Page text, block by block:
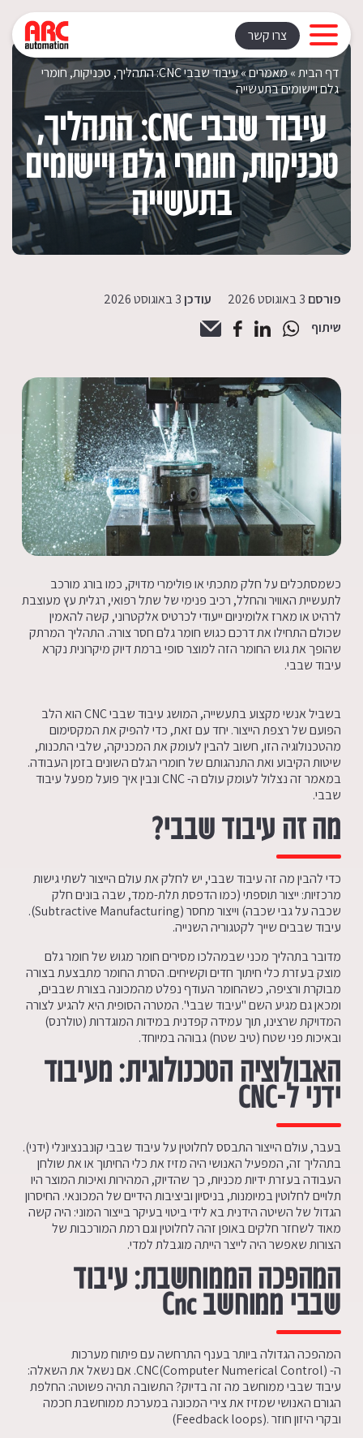
צרו קשר
דף הבית»מאמרים»
עיבוד שבבי CNC: התהליך, טכניקות, חומרי
גלם ויישומים בתעשייה
עיבוד שבבי CNC: התהליך,
טכניקות, חומרי גלם ויישומים
בתעשייה
פורסם עודכן
שיתוף
כשמסתכלים על חלק מתכתי או פולימרי מדויק, כמו בורג מורכב
לתעשיית האוויר והחלל, רכיב פנימי של שתל רפואי, רגלית עץ מעוצבת
לרהיט או מארז אלומיניום ייעודי לכרטיס אלקטרוני, קשה להאמין
שכולם התחילו את דרכם כגוש חומר גלם חסר צורה. התהליך המרתק
שהופך את גוש החומר הזה למוצר סופי ברמת דיוק מיקרונית נקרא
עיבוד שבבי.
בשביל אנשי מקצוע בתעשייה, המושג עיבוד שבבי CNC הוא הלב
הפועם של רצפת הייצור. יחד עם זאת, כדי להפיק את המקסימום
מהטכנולוגיה הזו, חשוב להבין לעומק את המכניקה, שלבי התכנות,
שיטות הקיבוע ואת התנהגותם של חומרי הגלם השונים בזמן העבודה.
במאמר זה נצלול לעומק עולם ה- CNC ונבין איך פועל מפעל עיבוד
שבבי.
מה זה עיבוד שבבי?
כדי להבין מה זה עיבוד שבבי, יש לחלק את עולם הייצור לשתי גישות
מרכזיות: ייצור תוספתי (כמו הדפסת תלת-ממד, שבה בונים חלק
שכבה על גבי שכבה) וייצור מחסר (Subtractive Manufacturing).
עיבוד שבבים שייך לקטגוריה השנייה.
מדובר בתהליך מכני שבמהלכו מסירים חומר מגוש של חומר גלם
מוצק בעזרת כלי חיתוך חדים וקשיחים. הסרת החומר מתבצעת בצורה
מבוקרת ורציפה, כשהחומר העודף נפלט מהמכונה בצורת שבבים,
ומכאן גם מגיע השם "עיבוד שבבי". המטרה הסופית היא להגיע לצורה
המדויקת שרצינו, תוך עמידה קפדנית במידות המוגדרות (טולרנס)
ובאיכות פני שטח (טיב שטח) גבוהה במיוחד.
האבולוציה הטכנולוגית: מעיבוד
ידני ל-CNC
בעבר, עולם הייצור התבסס לחלוטין על עיבוד שבבי קונבנציונלי (ידני).
בתהליך זה, המפעיל האנושי היה מזיז את כלי החיתוך או את שולחן
העבודה בעזרת ידיות מכניות, כך שהדיוק, המהירות ואיכות המוצר היו
תלויים לחלוטין במיומנות, בניסיון וביציבות הידיים של המכונאי. החיסרון
הגדול של השיטה הידנית בא לידי ביטוי בעיקר בייצור המוני: היה קשה
מאוד לשחזר חלקים באופן זהה לחלוטין וגם רמת המורכבות של
הצורות שאפשר היה לייצר הייתה מוגבלת למדי.
המהפכה הממוחשבת: עיבוד
שבבי ממוחשבCnc
המהפכה הגדולה ביותר בענף התרחשה עם פיתוח מערכות
ה- CNC(Computer Numerical Control). אם נשאל את השאלה:
עיבוד שבבי ממוחשב מה זה בדיוק? התשובה תהיה פשוטה: החלפת
הגורם האנושי שמזיז את צירי המכונה במערכת ממוחשבת חכמה
ובקרי היזון חוזר .(Feedback loops)